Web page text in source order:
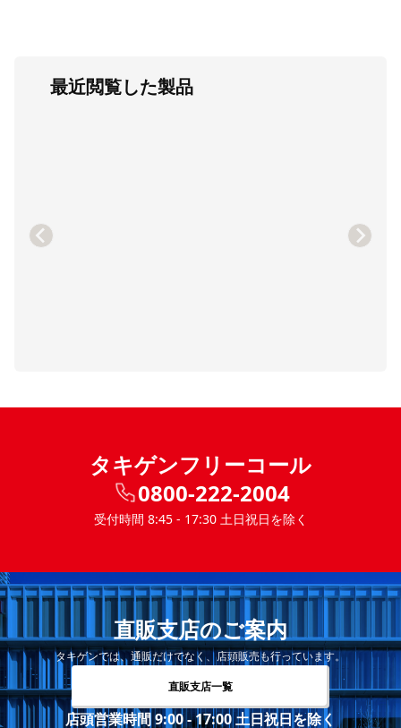
最近閲覧した製品
タキゲンフリーコール
0800-222-2004
受付時間 8:45 - 17:30 土日祝日を除く
直販支店のご案内
タキゲンでは、通販だけでなく、店頭販売も行っています。
直販支店一覧
店頭営業時間 9:00 - 17:00 土日祝日を除く